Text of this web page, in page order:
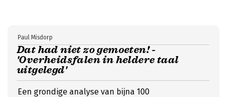
Dat had niet zo gemoeten! -
'Overheidsfalen in heldere taal
uitgelegd'
Paul Misdorp
Een grondige analyse van bijna 100